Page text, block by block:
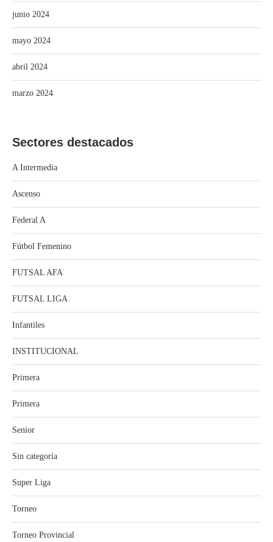
junio 2024
mayo 2024
abril 2024
marzo 2024
Sectores destacados
A Intermedia
Ascenso
Federal A
Fútbol Femenino
FUTSAL AFA
FUTSAL LIGA
Infantiles
INSTITUCIONAL
Primera
Primera
Senior
Sin categoría
Super Liga
Torneo
Torneo Provincial